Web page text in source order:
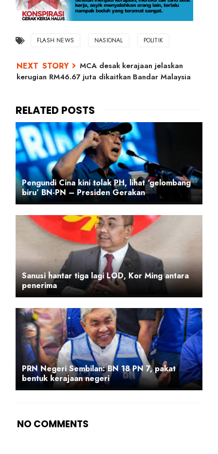
FLASH NEWS NASIONAL POLITIK
MCA desak kerajaan jelaskan
kerugian RM46.67 juta dikaitkan Bandar Malaysia
Pengundi Cina kini tolak PH, lihat ‘gelombang
biru’ BN-PN – Presiden Gerakan
Sanusi hantar tiga lagi LOD, Kor Ming antara
penerima
PRN Negeri Sembilan: BN 18 PN 7, pakat
bentuk kerajaan negeri
NO COMMENTS